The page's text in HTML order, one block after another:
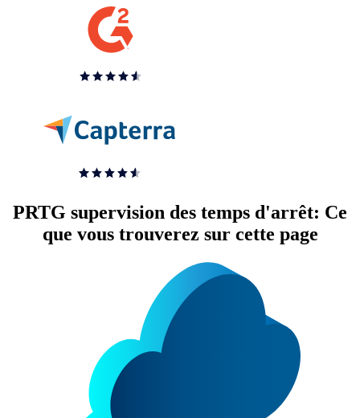
PRTG supervision des temps d'arrêt: Ce
que vous trouverez sur cette page